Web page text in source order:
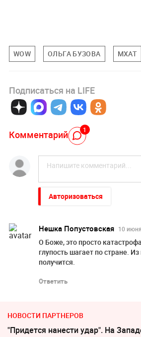
WOW ОЛЬГА БУЗОВА МХАТ
Подписаться на LIFE
Комментарий 1
Авторизоваться
Нешка Попустовская 10
О Боже, это просто
глупость шагает по стране.
получится.
Ответить
НОВОСТИ ПАРТНЕРОВ
"Придется нанести удар". На